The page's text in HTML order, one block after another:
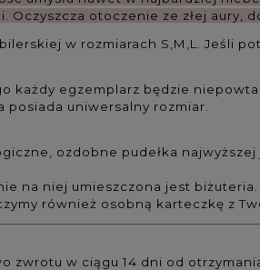
Oczyszcza otoczenie ze złej aury,
w rozmiarach S,M,L. Jeśli
każdy egzemplarz będzie
posiada uniwersalny rozmiar.
ozdobne pudełka
na niej umieszczona jest biżuteria.
również osobną karteczkę z
zwrotu w ciągu 14 dni od